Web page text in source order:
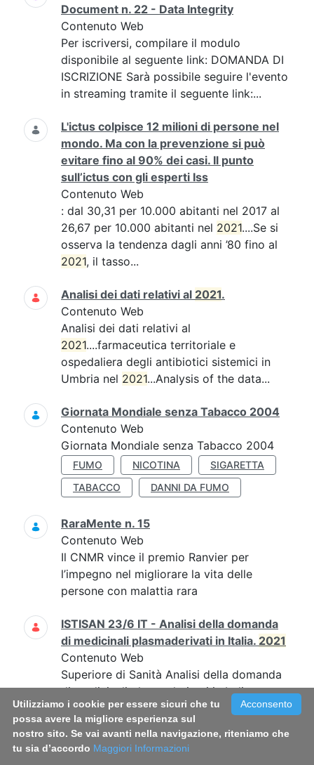
Document n. 22 - Data Integrity
Contenuto Web
Per iscriversi, compilare il modulo
disponibile al seguente link: DOMANDA DI
ISCRIZIONE Sarà possibile seguire l'evento
in streaming tramite il seguente link:...
L'ictus colpisce 12 milioni di persone nel
mondo. Ma con la prevenzione si può
evitare fino al 90% dei casi. Il punto
sull’ictus con gli esperti Iss
Contenuto Web
: dal 30,31 per 10.000 abitanti nel 2017 al
26,67 per 10.000 abitanti nel 2021....Se si
osserva la tendenza dagli anni ’80 fino al
2021, il tasso...
Analisi dei dati relativi al 2021.
Contenuto Web
Analisi dei dati relativi al
2021....farmaceutica territoriale e
ospedaliera degli antibiotici sistemici in
Umbria nel 2021...Analysis of the data...
Giornata Mondiale senza Tabacco 2004
Contenuto Web
Giornata Mondiale senza Tabacco 2004
FUMO NICOTINA
SIGARETTA
TABACCO
DANNI DA FUMO
RaraMente n. 15
Contenuto Web
Il CNMR vince il premio Ranvier per
l’impegno nel migliorare la vita delle
persone con malattia rara
ISTISAN 23/6 IT - Analisi della domanda
di medicinali plasmaderivati in Italia. 2021
Contenuto Web
Superiore di Sanità Analisi della domanda
di medicinali plasmaderivati in Italia.
2021...elaborazione del presente
documento che riporta l’aggiornamento
relativo all’anno...
Acconsento
Utilizziamo i cookie per essere sicuri che tu
possa avere la migliore esperienza sul
nostro sito. Se vai avanti nella navigazione, riteniamo che
tu sia d’accordo Maggiori Informazioni